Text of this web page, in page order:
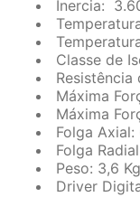
Inercia:
Classe de
Resistência
Máxima
Máxima
Folga
Folga
Peso: 3,6 Kg
Driver